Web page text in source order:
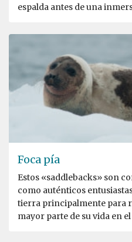
espalda antes de una
Foca pía
Estos «saddlebacks» son
como auténticos
tierra principalmente para
mayor parte de su vida en